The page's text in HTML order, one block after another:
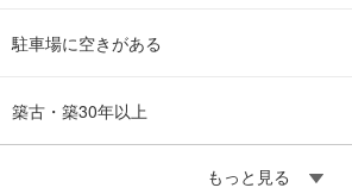
駐車場に空きがある
築古・築30年以上
もっと見る